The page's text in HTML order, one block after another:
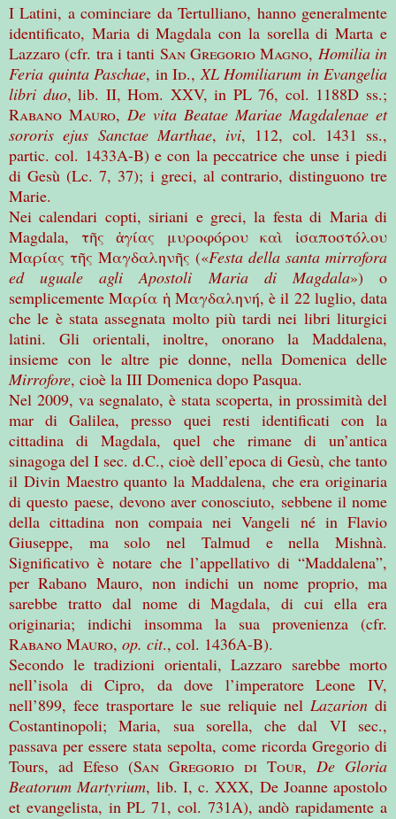
I Latini, a cominciare da Tertulliano, hanno generalmente
identificato, Maria di Magdala con la sorella di Marta e
Lazzaro (cfr. tra i tanti San Gregorio Magno, Homilia in
Feria quinta Paschae, in Id., XL Homiliarum in Evangelia
libri duo, lib. II, Hom. XXV, in PL 76, col. 1188D ss.;
Rabano Mauro, De vita Beatae Mariae Magdalenae et
sororis ejus Sanctae Marthae, ivi, 112, col. 1431 ss.,
partic. col. 1433A-B) e con la peccatrice che unse i piedi
di Gesù (Lc. 7, 37); i greci, al contrario, distinguono tre
Marie.
Nei calendari copti, siriani e greci, la festa di Maria di
Magdala, τῆς ἁγίας μυροφόρου καὶ ἰσαποστόλου
Μαρίας τῆς Μαγδαληνῆς («Festa della santa mirrofora
ed uguale agli Apostoli Maria di Magdala») o
semplicemente Μαρία ἡ Μαγδαληνή, è il 22 luglio, data
che le è stata assegnata molto più tardi nei libri liturgici
latini. Gli orientali, inoltre, onorano la Maddalena,
insieme con le altre pie donne, nella Domenica delle
Mirrofore, cioè la III Domenica dopo Pasqua.
Nel 2009, va segnalato, è stata scoperta, in prossimità del
mar di Galilea, presso quei resti identificati con la
cittadina di Magdala, quel che rimane di un’antica
sinagoga del I sec. d.C., cioè dell’epoca di Gesù, che tanto
il Divin Maestro quanto la Maddalena, che era originaria
di questo paese, devono aver conosciuto, sebbene il nome
della cittadina non compaia nei Vangeli né in Flavio
Giuseppe, ma solo nel Talmud e nella Mishnà.
Significativo è notare che l’appellativo di “Maddalena”,
per Rabano Mauro, non indichi un nome proprio, ma
sarebbe tratto dal nome di Magdala, di cui ella era
originaria; indichi insomma la sua provenienza (cfr.
Rabano Mauro, op. cit., col. 1436A-B).
Secondo le tradizioni orientali, Lazzaro sarebbe morto
nell’isola di Cipro, da dove l’imperatore Leone IV,
nell’899, fece trasportare le sue reliquie nel Lazarion di
Costantinopoli; Maria, sua sorella, che dal VI sec.,
passava per essere stata sepolta, come ricorda Gregorio di
Tours, ad Efeso (San Gregorio di Tour, De Gloria
Beatorum Martyrium, lib. I, c. XXX, De Joanne apostolo
et evangelista, in PL 71, col. 731A), andò rapidamente a